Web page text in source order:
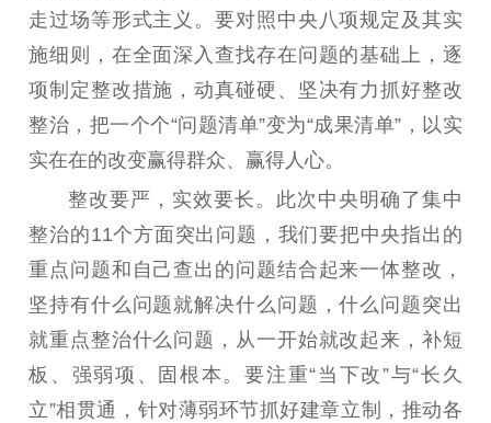
社会宣传
思想政治教育 爱国主义教育
全民国防教育
红色资源保护利
用
新闻出版
精品出版 全民阅读
出版监管
扫黄打非
电影工作
电影创作 电影市场
走过场等形式主义。要对照中央八项规定及其实
施细则，在全面深入查找存在问题的基础上，逐
项制定整改措施，动真碰硬、坚决有力抓好整改
整治，把一个个“问题清单”变为“成果清单”，以实
实在在的改变赢得群众、赢得人心。
整改要严，实效要长。此次中央明确了集中
整治的11个方面突出问题，我们要把中央指出的
重点问题和自己查出的问题结合起来一体整改，
坚持有什么问题就解决什么问题，什么问题突出
就重点整治什么问题，从一开始就改起来，补短
板、强弱项、固根本。要注重“当下改”与“长久
立”相贯通，针对薄弱环节抓好建章立制，推动各